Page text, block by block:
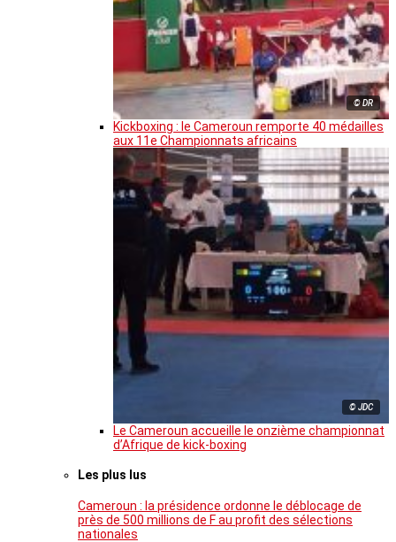
© DR
Kickboxing : le Cameroun remporte 40 médailles
aux 11e Championnats africains
© JDC
Le Cameroun accueille le onzième championnat
d’Afrique de kick-boxing
Les plus lus
Cameroun : la présidence ordonne le déblocage de
près de 500 millions de F au profit des sélections
nationales